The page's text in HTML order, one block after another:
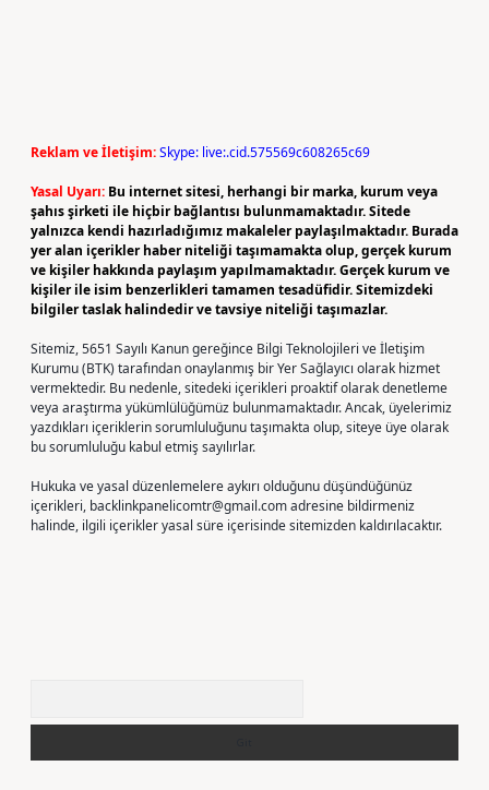
Reklam ve İletişim:Skype: live:.cid.575569c608265c69
Yasal Uyarı: Bu internet sitesi, herhangi bir marka, kurum veya
şahıs şirketi ile hiçbir bağlantısı bulunmamaktadır. Sitede
yalnızca kendi hazırladığımız makaleler paylaşılmaktadır. Burada
yer alan içerikler haber niteliği taşımamakta olup, gerçek kurum
ve kişiler hakkında paylaşım yapılmamaktadır. Gerçek kurum ve
kişiler ile isim benzerlikleri tamamen tesadüfidir. Sitemizdeki
bilgiler taslak halindedir ve tavsiye niteliği taşımazlar.
Sitemiz, 5651 Sayılı Kanun gereğince Bilgi Teknolojileri ve İletişim
Kurumu (BTK) tarafından onaylanmış bir Yer Sağlayıcı olarak hizmet
vermektedir. Bu nedenle, sitedeki içerikleri proaktif olarak denetleme
veya araştırma yükümlülüğümüz bulunmamaktadır. Ancak, üyelerimiz
yazdıkları içeriklerin sorumluluğunu taşımakta olup, siteye üye olarak
bu sorumluluğu kabul etmiş sayılırlar.
Hukuka ve yasal düzenlemelere aykırı olduğunu düşündüğünüz
içerikleri, backlinkpanelicomtr@gmail.comadresine bildirmeniz
halinde, ilgili içerikler yasal süre içerisinde sitemizden kaldırılacaktır.